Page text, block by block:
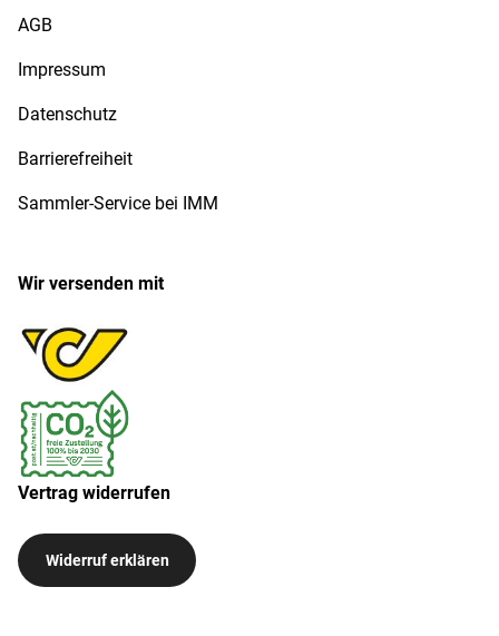
AGB
Impressum
Datenschutz
Barrierefreiheit
Sammler-Service bei IMM
Wir versenden mit
Vertrag widerrufen
Widerruf erklären